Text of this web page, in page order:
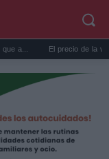
El precio de la vivienda